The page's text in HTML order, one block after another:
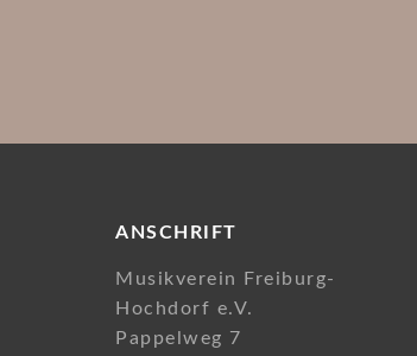
ANSCHRIFT
Musikverein Freiburg-
Hochdorf e.V.
Pappelweg 7